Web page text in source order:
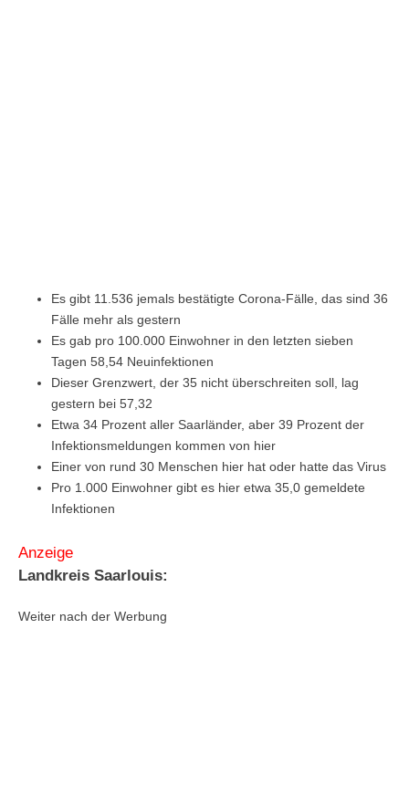
Es gibt 11.536 jemals bestätigte Corona-Fälle, das sind 36
Fälle mehr als gestern
Es gab pro 100.000 Einwohner in den letzten sieben
Tagen 58,54 Neuinfektionen
Dieser Grenzwert, der 35 nicht überschreiten soll, lag
gestern bei 57,32
Etwa 34 Prozent aller Saarländer, aber 39 Prozent der
Infektionsmeldungen kommen von hier
Einer von rund 30 Menschen hier hat oder hatte das Virus
Pro 1.000 Einwohner gibt es hier etwa 35,0 gemeldete
Infektionen
Anzeige
Landkreis Saarlouis:
Weiter nach der Werbung